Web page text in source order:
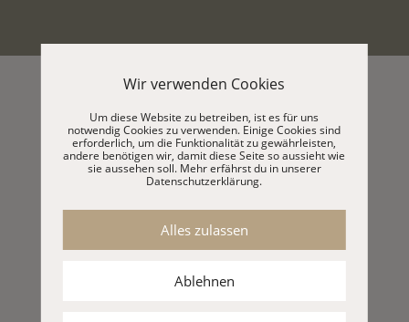
Betonpool, Birkenfeld
Betonpool SALAM und Feuercube MAWQID
schaffen eine besondere Atmosphäre im Garten.
Der Pool fügt sich optisch in die
Wir verwenden Cookies
Um diese Website zu betreiben, ist es für uns
notwendig Cookies zu verwenden. Einige Cookies sind
erforderlich, um die Funktionalität zu gewährleisten,
andere benötigen wir, damit diese Seite so aussieht wie
sie aussehen soll. Mehr erfährst du in unserer
Datenschutzerklärung.
Alles zulassen
Ablehnen